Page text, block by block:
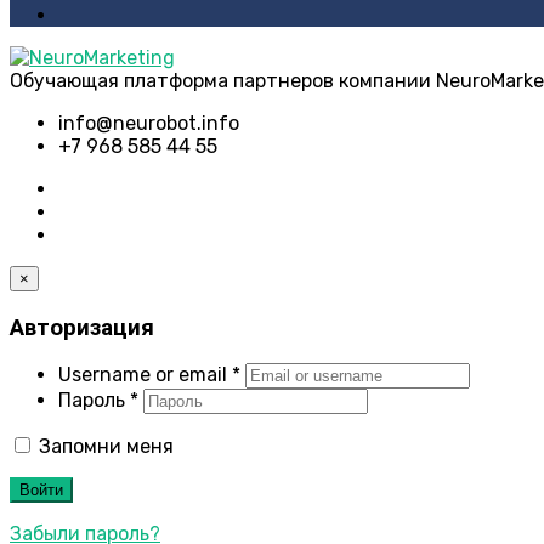
Обучающая платформа партнеров компании
info@neurobot.info
+7 968 585 44 55
×
Авторизация
Username or email *
Пароль *
Запомни меня
Войти
Забыли пароль?